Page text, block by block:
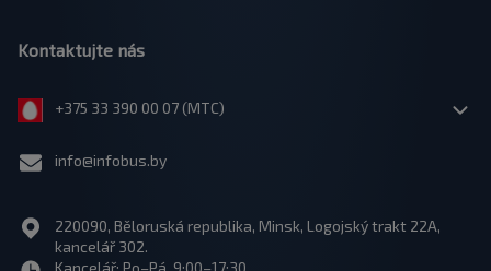
Kontaktujte nás
+375 33 390 00 07 (МТС)
info@infobus.by
220090, Běloruská republika, Minsk, Logojský trakt 22A,
kancelář 302.
Kancelář: Po–Pá, 9:00–17:30